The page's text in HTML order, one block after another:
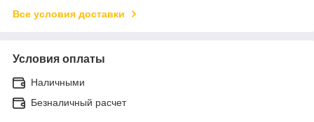
Все условия доставки
Условия оплаты
Наличными
Безналичный расчет